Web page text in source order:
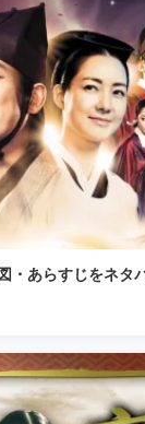
・あらすじをネタ